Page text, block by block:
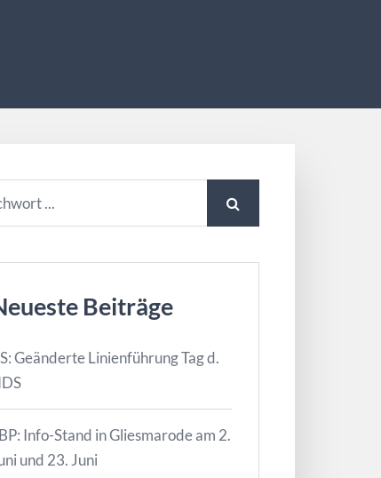
Beiträge
Geänderte Linienführung Tag d.
Info-Stand in Gliesmarode am 2.
und 23. Juni